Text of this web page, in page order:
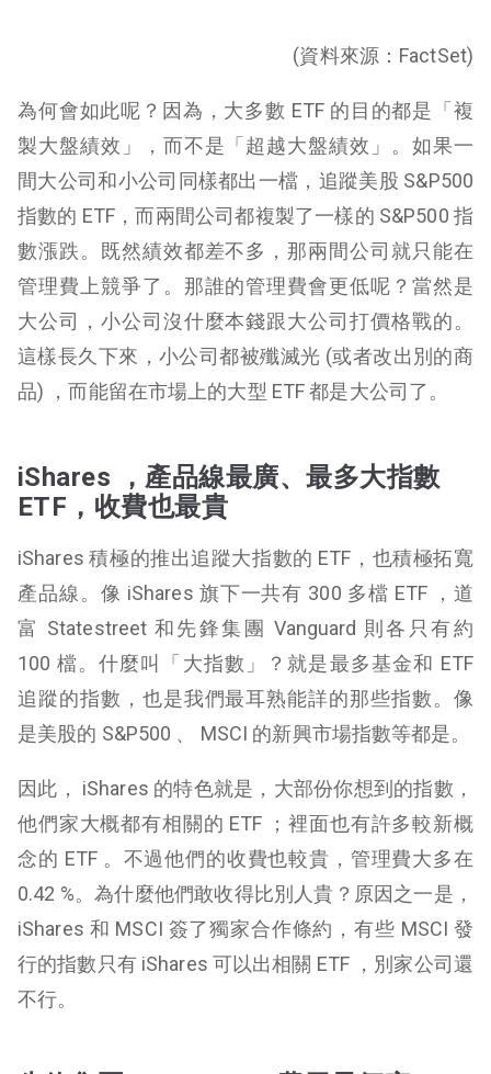
(資料來源：FactSet)
為何會如此呢？因為，大多數 ETF 的目的都是「複
製大盤績效」，而不是「超越大盤績效」。如果一
間大公司和小公司同樣都出一檔，追蹤美股 S&P500
指數的 ETF，而兩間公司都複製了一樣的 S&P500 指
數漲跌。既然績效都差不多，那兩間公司就只能在
管理費上競爭了。那誰的管理費會更低呢？當然是
大公司，小公司沒什麼本錢跟大公司打價格戰的。
這樣長久下來，小公司都被殲滅光 (或者改出別的商
品) ，而能留在市場上的大型 ETF 都是大公司了。
iShares ，產品線最廣、最多大指數
ETF，收費也最貴
iShares 積極的推出追蹤大指數的 ETF，也積極拓寬
產品線。像 iShares 旗下一共有 300 多檔 ETF ，道
富 Statestreet 和先鋒集團 Vanguard 則各只有約
100 檔。什麼叫「大指數」？就是最多基金和 ETF
追蹤的指數，也是我們最耳熟能詳的那些指數。像
是美股的 S&P500 、 MSCI 的新興市場指數等都是。
因此， iShares 的特色就是，大部份你想到的指數，
他們家大概都有相關的 ETF ；裡面也有許多較新概
念的 ETF 。不過他們的收費也較貴，管理費大多在
0.42 %。為什麼他們敢收得比別人貴？原因之一是，
iShares 和 MSCI 簽了獨家合作條約，有些 MSCI 發
行的指數只有 iShares 可以出相關 ETF ，別家公司還
不行。